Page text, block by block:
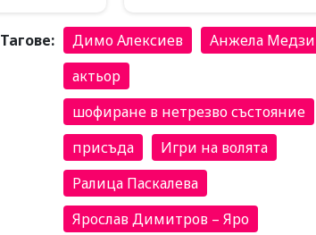
Тагове: Димо Алексиев
Анжела
актьор
шофиране в нетрезво състояние
присъда
Игри на волята
Ралица Паскалева
Ярослав Димитров – Яро